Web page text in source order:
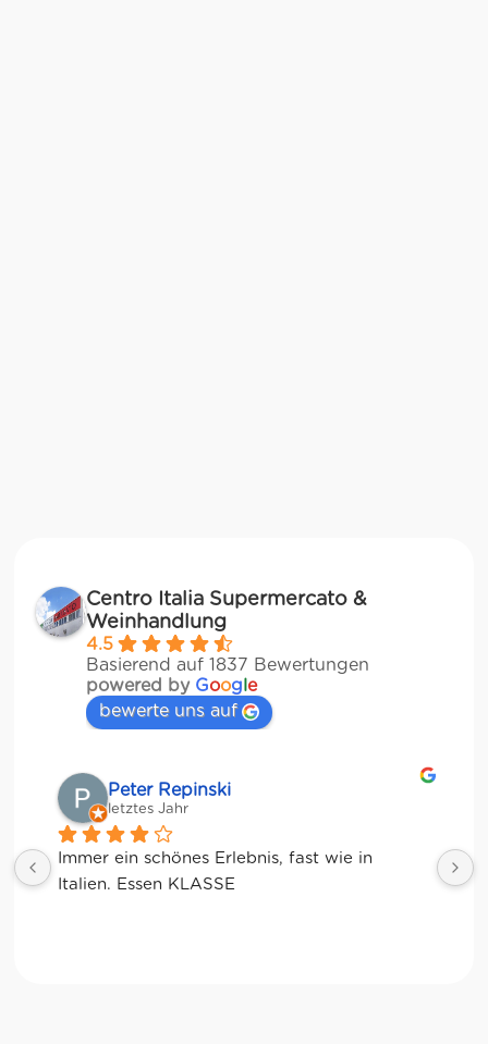
Centro Italia Supermercato &
Weinhandlung
4.5
Basierend auf 1837 Bewertungen
powered by Google
bewerte uns auf
Matze
letztes Jahr